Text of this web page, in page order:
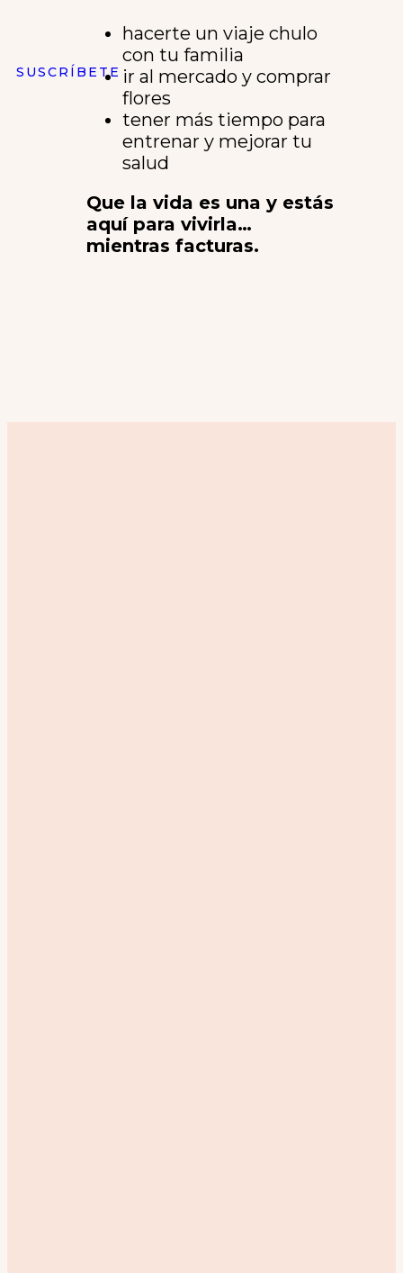
SUSCRÍBETE
hacerte un viaje chulo
con tu familia
ir al mercado y comprar
flores
tener más tiempo para
entrenar y mejorar tu
salud
Que la vida es una y estás
aquí para vivirla…
mientras facturas.